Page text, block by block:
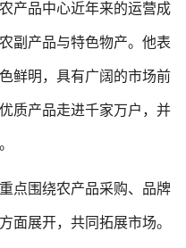
品中心近年来的运营成
副产品与特色物产。他表
鲜明，具有广阔的市场前
质产品走进千家万户，并
围绕农产品采购、品牌
面展开，共同拓展市场。